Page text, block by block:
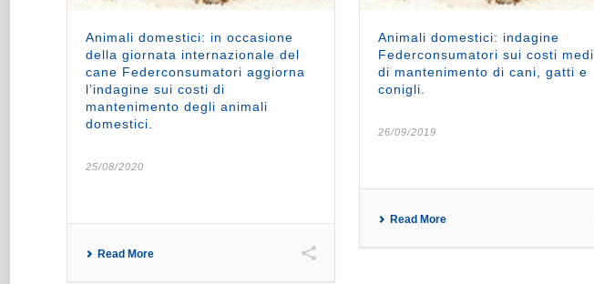
Animali domestici: in occasione
della giornata internazionale del
cane Federconsumatori aggiorna
l’indagine sui costi di
mantenimento degli animali
domestici.
25/08/2020
Read More
Animali domestici: indagine
Federconsumatori sui costi medi
di mantenimento di cani, gatti e
conigli.
26/09/2019
Read More